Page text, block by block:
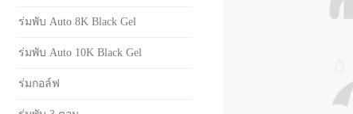
ร่มพับ Auto 8K Black Gel
ร่มพับ Auto 10K Black Gel
ร่มกอล์ฟ